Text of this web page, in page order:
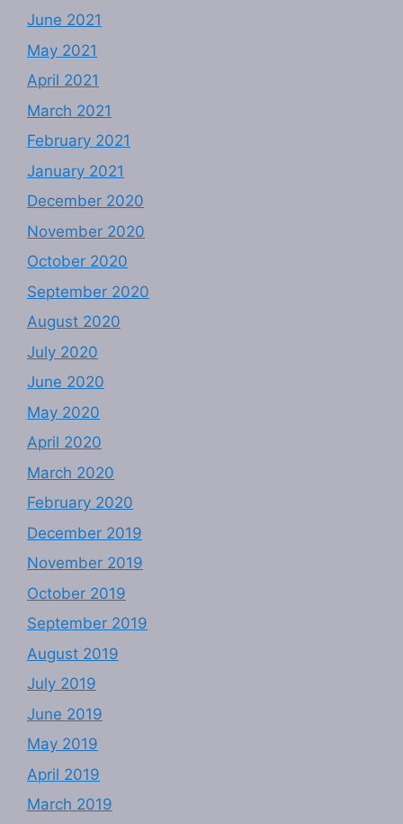
June 2021
May 2021
April 2021
March 2021
February 2021
January 2021
December 2020
November 2020
October 2020
September 2020
August 2020
July 2020
June 2020
May 2020
April 2020
March 2020
February 2020
December 2019
November 2019
October 2019
September 2019
August 2019
July 2019
June 2019
May 2019
April 2019
March 2019